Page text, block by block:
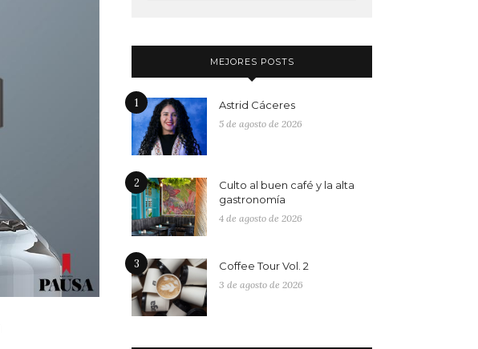
MEJORES POSTS
1 Astrid Cáceres
5 de agosto de 2026
2
Culto al buen café y la alta
gastronomía
4 de agosto de 2026
3 Coffee Tour Vol. 2
3 de agosto de 2026